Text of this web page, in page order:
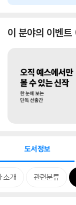
이 분야의 이벤트
도서정보
소개 관련분류